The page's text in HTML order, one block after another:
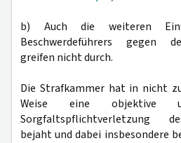
b) Auch die weiteren
Beschwerdeführers gegen
greifen nicht durch.
Die Strafkammer hat in nicht
Weise eine objektive
Sorgfaltspflichtverletzung
bejaht und dabei insbesondere